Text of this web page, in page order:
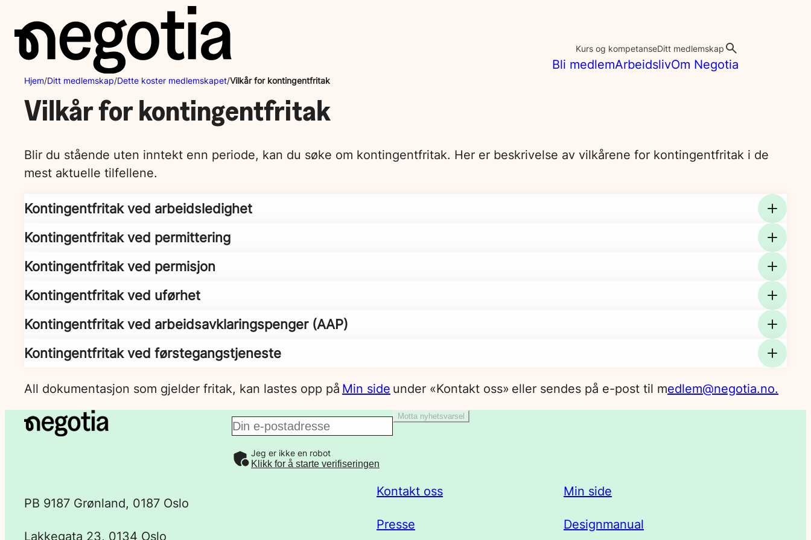
innhold
Bli medlemArbeidslivOm Negotia
Kurs og kompetanseDitt medlemskap
Hjem/Ditt medlemskap/Dette koster medlemskapet/Vilkår for kontingentfritak
Vilkår for kontingentfritak
Blir du stående uten inntekt enn periode, kan du søke om kontingentfritak. Her er beskrivelse av vilkårene for kontingentfritak i de
mest aktuelle tilfellene.
Kontingentfritak ved arbeidsledighet
Kontingentfritak ved permittering
Kontingentfritak ved permisjon
Kontingentfritak ved uførhet
Kontingentfritak ved arbeidsavklaringspenger (AAP)
Kontingentfritak ved førstegangstjeneste
All dokumentasjon som gjelder fritak, kan lastes opp på Min side under «Kontakt oss» eller sendes på e-post til medlem@negotia.no.
E
-
Motta nyhetsvarsel
Jeg er ikke en robot
Klikk for å starte verifiseringen
PB 9187 Grønland, 0187 Oslo
Lakkegata 23, 0134 Oslo
Kontakt oss
Presse
Min side
Designmanual